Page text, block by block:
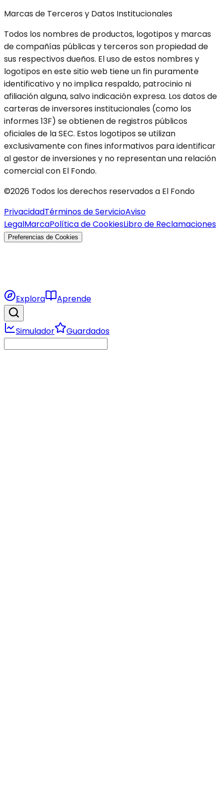
Marcas de Terceros y Datos Institucionales
Todos los nombres de productos, logotipos y marcas
de compañías públicas y terceros son propiedad de
sus respectivos dueños. El uso de estos nombres y
logotipos en este sitio web tiene un fin puramente
identificativo y no implica respaldo, patrocinio ni
afiliación alguna, salvo indicación expresa. Los datos de
carteras de inversores institucionales (como los
informes 13F) se obtienen de registros públicos
oficiales de la SEC. Estos logotipos se utilizan
exclusivamente con fines informativos para identificar
al gestor de inversiones y no representan una relación
comercial con El Fondo.
©2026 Todos los derechos reservados a El Fondo
PrivacidadTérminos de ServicioAviso
LegalMarcaPolítica de CookiesLibro de Reclamaciones
Preferencias de Cookies
Explora Aprende
Simulador Guardados